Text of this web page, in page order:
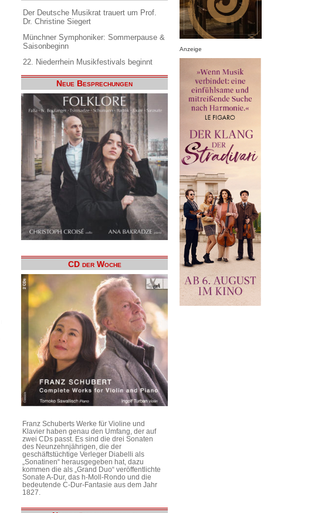
Der Deutsche Musikrat trauert um Prof.
Dr. Christine Siegert
Münchner Symphoniker: Sommerpause &
Saisonbeginn
22. Niederrhein Musikfestivals beginnt
Neue Besprechungen
CD der Woche
Franz Schuberts Werke für Violine und
Klavier haben genau den Umfang, der auf
zwei CDs passt. Es sind die drei Sonaten
des Neunzehnjährigen, die der
geschäftstüchtige Verleger Diabelli als
„Sonatinen“ herausgegeben hat, dazu
kommen die als „Grand Duo“ veröffentlichte
Sonate A-Dur, das h-Moll-Rondo und die
bedeutende C-Dur-Fantasie aus dem Jahr
1827.
Anzeige